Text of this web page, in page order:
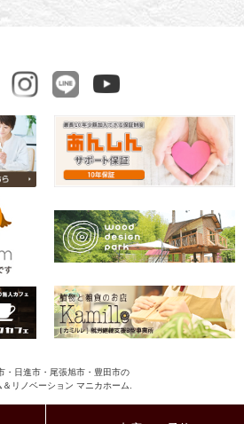
・日進市・尾張旭市・豊田市の
＆リノベーション マニカホーム.